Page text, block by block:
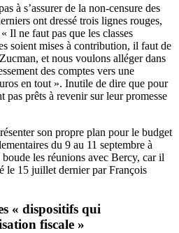
à s’assurer de la non-censure des
ont dressé trois lignes rouges,
Il ne faut pas que les classes
soient mises à contribution, il faut de
et nous voulons alléger dans
des comptes vers une
en tout ». Inutile de dire que pour
pas prêts à revenir sur leur promesse
son propre plan pour le budget
du 9 au 11 septembre à
les réunions avec Bercy, car il
le 15 juillet dernier par François
« dispositifs qui
fiscale »